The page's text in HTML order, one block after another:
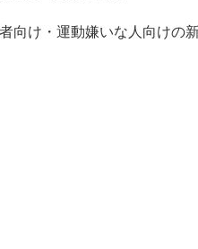
向け・運動嫌いな人向けの